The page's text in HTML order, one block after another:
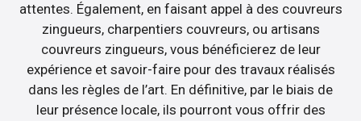
attentes. Également, en faisant appel à des couvreurs
zingueurs, charpentiers couvreurs, ou artisans
couvreurs zingueurs, vous bénéficierez de leur
expérience et savoir-faire pour des travaux réalisés
dans les règles de l’art. En définitive, par le biais de
leur présence locale, ils pourront vous offrir des